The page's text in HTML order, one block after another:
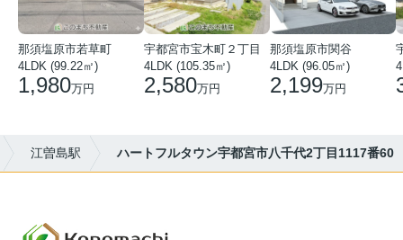
那須塩原市若草町
4LDK (99.22㎡)
1,980万円
宇都宮市宝木町２丁目
4LDK (105.35㎡)
2,580万円
那須塩原市関谷
4LDK (96.05㎡)
2,199万円
江曽島駅 ハートフルタウン宇都宮市八千代2丁目1117番60